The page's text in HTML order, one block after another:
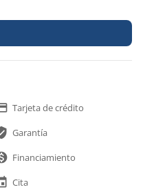
Tarjeta de crédito
Garantía
Financiamiento
Cita